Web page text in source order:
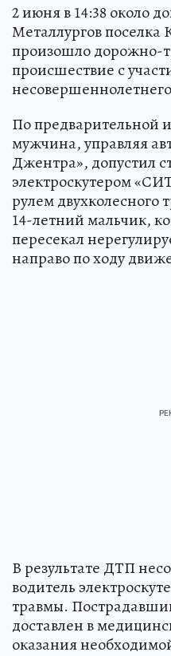
2 июня в 14:38 около
Металлургов поселка
произошло дорожно-
происшествие с
По предварительной
мужчина, управляя
Джентра», допустил
электроскутером
рулем двухколесного
14-летний мальчик,
пересекал
направо по ходу
В результате ДТП
водитель
травмы.
доставлен в
оказания